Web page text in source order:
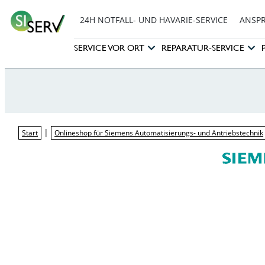
24H NOTFALL- UND HAVARIE-SERVICE
SERVICE VOR ORT REPARATUR-SERVICE
Start | Onlineshop für Siemens Automatisierungs- und Antriebstechnik